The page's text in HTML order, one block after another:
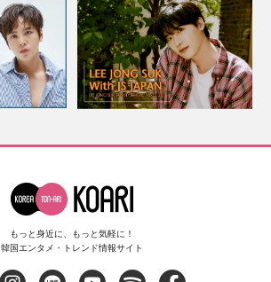
もっと身近に、もっと気軽に！
韓国エンタメ・トレンド情報サイト